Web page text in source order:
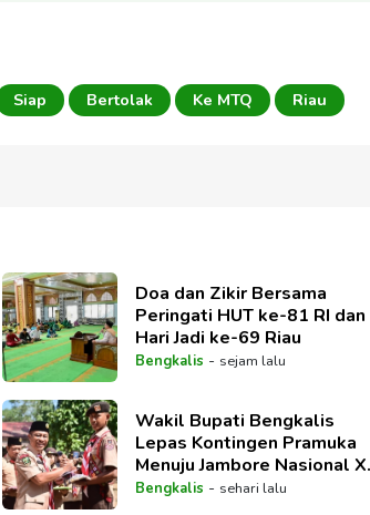
Siap Bertolak Ke MTQ Riau
Doa dan Zikir Bersama
Peringati HUT ke-81 RI dan
Hari Jadi ke-69 Riau
Bengkalis - sejam lalu
Wakil Bupati Bengkalis
Lepas Kontingen Pramuka
Menuju Jambore Nasional
Tahun 2026
Bengkalis - sehari lalu